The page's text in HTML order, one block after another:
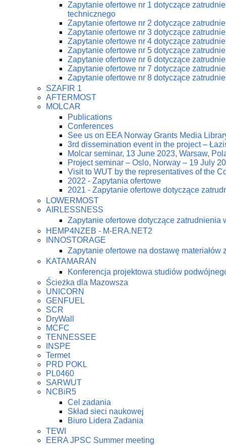
Zapytanie ofertowe nr 1 dotyczące
technicznego
Zapytanie ofertowe nr 2 dotyczące
Zapytanie ofertowe nr 3 dotyczące
Zapytanie ofertowe nr 4 dotyczące
Zapytanie ofertowe nr 5 dotyczące
Zapytanie ofertowe nr 6 dotyczące
Zapytanie ofertowe nr 7 dotyczące
Zapytanie ofertowe nr 8 dotyczące
SZAFIR 1
AFTERMOST
MOLCAR
Publications
Conferences
See us on EEA Norway Grants Media
3rd dissemination event in the project –
Molcar seminar, 13 June 2023, Warsaw,
Project seminar – Oslo, Norway – 19 July
Visit to WUT by the representatives of the
2022 - Zapytania ofertowe
2021 - Zapytanie ofertowe dotyczące
LOWERMOST
AIRLESSNESS
Zapytanie ofertowe dotyczące zatrudnienia
HEMP4NZEB - M-ERA.NET2
INNOSTORAGE
Zapytanie ofertowe na dostawę materiałów
KATAMARAN
Konferencja projektowa studiów
Ścieżka dla Mazowsza
UNICORN
GENFUEL
SCR
DryWall
MCFC
TENNESSEE
INSPE
Termet
PRD POKL
PL0460
SARWUT
NCBiR5
Cel zadania
Skład sieci naukowej
Biuro Lidera Zadania
TEWI
EERA JPSC Summer meeting